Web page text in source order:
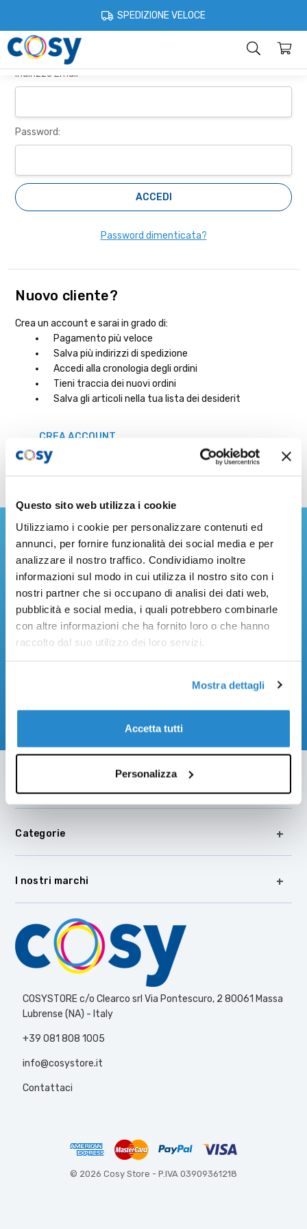
Questo sito web utilizza i cookie
Utilizziamo i cookie per personalizzare contenuti ed
annunci, per fornire funzionalità dei social media e per
analizzare il nostro traffico. Condividiamo inoltre
informazioni sul modo in cui utilizza il nostro sito con i
nostri partner che si occupano di analisi dei dati web,
pubblicità e social media, i quali potrebbero combinarle
con altre informazioni che ha fornito loro o che hanno
raccolto dal suo utilizzo dei loro servizi.
Mostra dettagli
Accetta tutti
Personalizza
SPEDIZIONE VELOCE
Accedi
Indirizzo Email
Password:
Password dimenticata?
Nuovo cliente?
Crea un account e sarai in grado di:
Pagamento più veloce
Salva più indirizzi di spedizione
Accedi alla cronologia degli ordini
Tieni traccia dei nuovi ordini
Salva gli articoli nella tua lista dei desiderit
CREA ACCOUNT
Iscriviti alla nostra Newsletter
Resta sempre aggiornato sulle ultime novità dal mondo
Indirizzo
Email
Categorie
I nostri marchi
COSYSTORE c/o Clearco srl Via Pontescuro, 2 80061 Massa
Lubrense (NA) - Italy
+39 081 808 1005
info@cosystore.it
Contattaci
© 2026 Cosy Store - P.IVA 03909361218
Account Contatti Informazioni